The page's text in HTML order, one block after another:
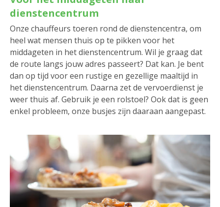
dienstencentrum
Onze chauffeurs toeren rond de dienstencentra, om
heel wat mensen thuis op te pikken voor het
middageten in het dienstencentrum. Wil je graag dat
de route langs jouw adres passeert? Dat kan. Je bent
dan op tijd voor een rustige en gezellige maaltijd in
het dienstencentrum. Daarna zet de vervoerdienst je
weer thuis af. Gebruik je een rolstoel? Ook dat is geen
enkel probleem, onze busjes zijn daaraan aangepast.